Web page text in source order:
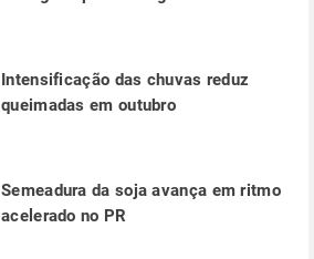
Intensificação das chuvas reduz
queimadas em outubro
Semeadura da soja avança em ritmo
acelerado no PR